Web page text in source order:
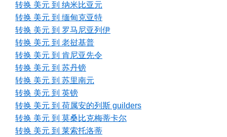
转换 美元 到 纳米比亚元
转换 美元 到 缅甸克亚特
转换 美元 到 罗马尼亚列伊
转换 美元 到 老挝基普
转换 美元 到 肯尼亚先令
转换 美元 到 苏丹镑
转换 美元 到 苏里南元
转换 美元 到 英镑
转换 美元 到 荷属安的列斯 guilders
转换 美元 到 莫桑比克梅蒂卡尔
转换 美元 到 莱索托洛蒂